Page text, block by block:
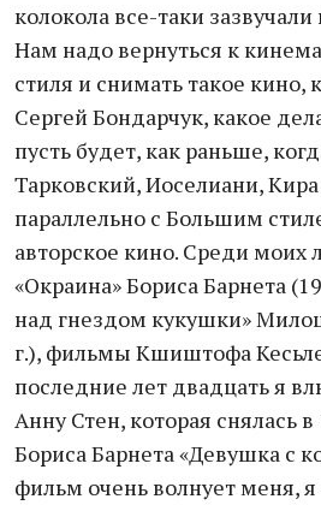
колокола все-таки
Нам надо вернуться к
стиля и снимать такое кино,
Сергей Бондарчук, какое
пусть будет, как раньше,
Тарковский, Иоселиани,
параллельно с Большим
авторское кино. Среди
«Окраина» Бориса Барнета
над гнездом кукушки»
г.), фильмы Кшиштофа
последние лет двадцать я
Анну Стен, которая снялась
Бориса Барнета «Девушка с
фильм очень волнует меня,